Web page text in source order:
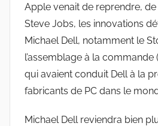
Apple venait de reprendre, de
Steve Jobs, les innovations
Michael Dell, notamment le
l’assemblage à la
qui avaient conduit Dell à la
fabricants de PC dans le
Michael Dell reviendra bien